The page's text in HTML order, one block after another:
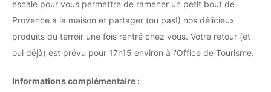
escale pour vous permettre de ramener un petit bout de
Provence à la maison et partager (ou pas!) nos délicieux
produits du terroir une fois rentré chez vous. Votre retour (et
oui déjà) est prévu pour 17h15 environ à l'Office de Tourisme.
Informations complémentaire :